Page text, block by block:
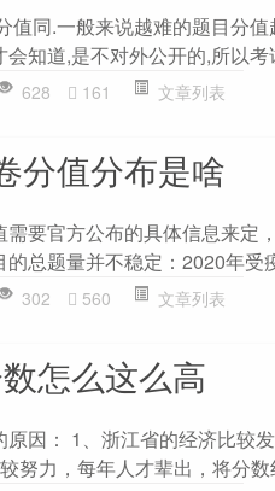
值同.一般来说越难的题目分
知道,是不对外公开的,所以考
628 161 文章列表
分值分布是啥
要官方公布的具体信息来定
总题量并不稳定：2020年受
302 560 文章列表
怎么这么高
因： 1、浙江省的经济比较
努力，每年人才辈出，将分